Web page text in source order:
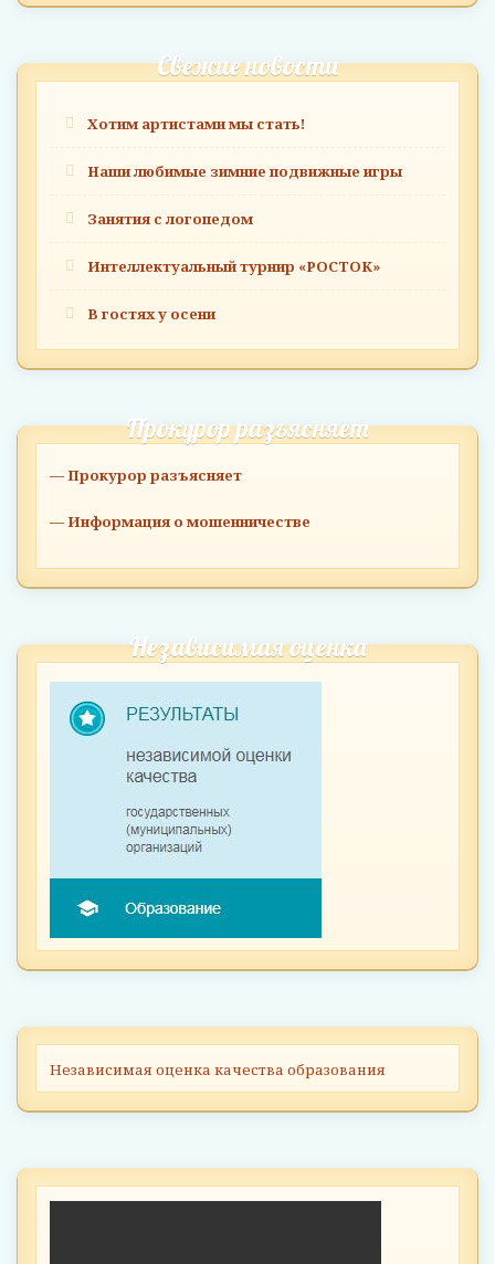
Свежие новости
Хотим артистами мы стать!
Наши любимые зимние подвижные игры
Занятия с логопедом
Интеллектуальный турнир «РОСТОК»
В гостях у осени
Прокурор разъясняет
— Прокурор разъясняет
— Информация о мошенничестве
Независимая оценка
Независимая оценка качества образования